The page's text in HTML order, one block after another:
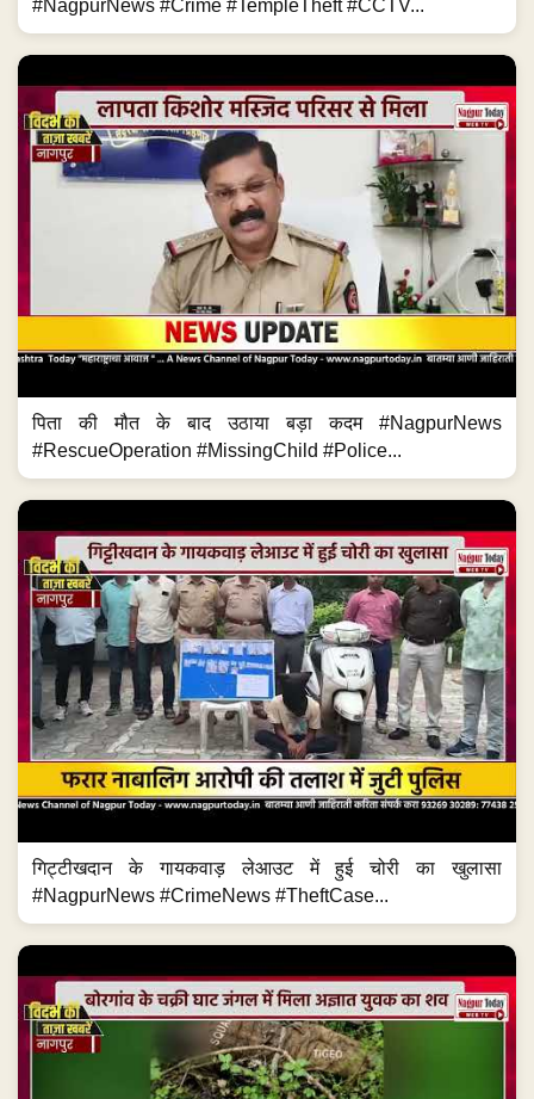
#NagpurNews #Crime #TempleTheft #CCTV...
पिता की मौत के बाद उठाया बड़ा कदम #NagpurNews
#RescueOperation #MissingChild #Police...
गिट्टीखदान के गायकवाड़ लेआउट में हुई चोरी का खुलासा
#NagpurNews #CrimeNews #TheftCase...